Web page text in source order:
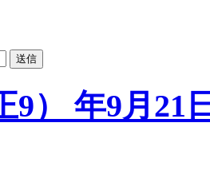
9） 年9月21